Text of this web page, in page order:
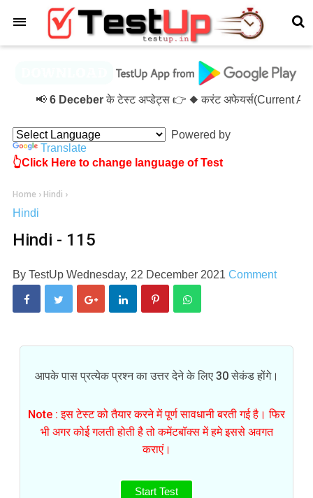
6 Deceberके टेस्ट अप्डेट्स 👉 ◆ करंट अफेयर्स(Current
Powered by
Translate
👆Click Here to change language of Test
Home › Hindi ›
Hindi
Hindi - 115
By TestUp Wednesday, 22 December 2021 Comment
आपके पास प्रत्येक प्रश्न का उत्तर देने के लिए 30 सेकंड होंगे।
Note : इस टेस्ट को तैयार करने में पूर्ण सावधानी बरती गई है। फिर
भी अगर कोई गलती होती है तो कमेंटबॉक्स में हमे इससे अवगत
कराएं।
Start Test